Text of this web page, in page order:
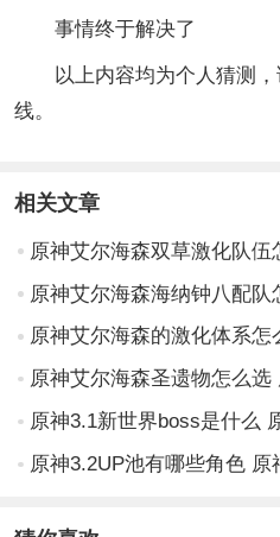
事情终于解决了
以上内容均为个人猜测，
线。
相关文章
原神3.1新世界boss是什么
原神3.2UP池有哪些角色